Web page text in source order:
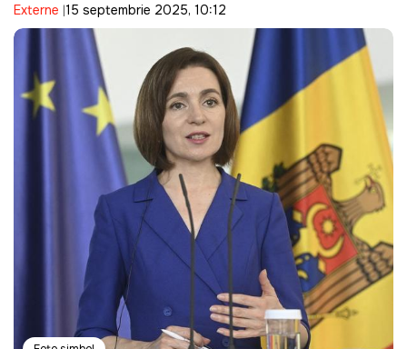
Externe 15 septembrie 2025, 10:12